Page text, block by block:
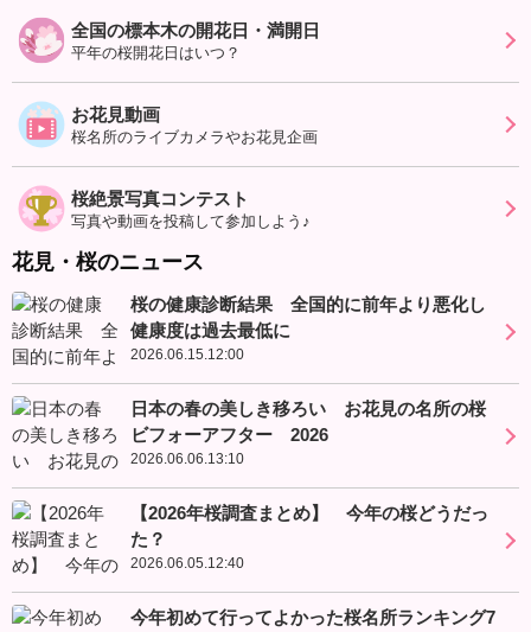
全国の標本木の開花日・満開日
平年の桜開花日はいつ？
お花見動画
桜名所のライブカメラやお花見企画
桜絶景写真コンテスト
写真や動画を投稿して参加しよう♪
花見・桜のニュース
桜の健康診断結果 全国的に前年より悪化し
健康度は過去最低に
2026.06.15.12:00
日本の春の美しき移ろい お花見の名所の桜
ビフォーアフター 2026
2026.06.06.13:10
【2026年桜調査まとめ】 今年の桜どうだっ
た？
2026.06.05.12:40
今年初めて行ってよかった桜名所ランキング7